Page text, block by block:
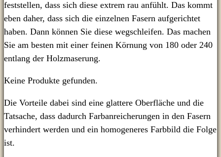
feststellen, dass sich diese extrem rau anfühlt. Das kommt
eben daher, dass sich die einzelnen Fasern aufgerichtet
haben. Dann können Sie diese wegschleifen. Das machen
Sie am besten mit einer feinen Körnung von 180 oder 240
entlang der Holzmaserung.
Keine Produkte gefunden.
Die Vorteile dabei sind eine glattere Oberfläche und die
Tatsache, dass dadurch Farbanreicherungen in den Fasern
verhindert werden und ein homogeneres Farbbild die Folge
ist.